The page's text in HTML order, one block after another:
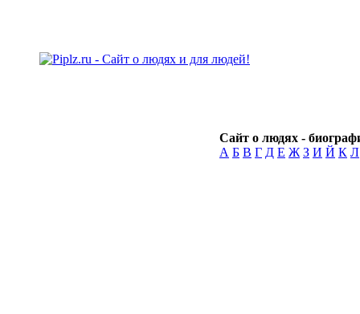
Сайт о людях -
А Б В Г Д Е Ж З И Й К Л